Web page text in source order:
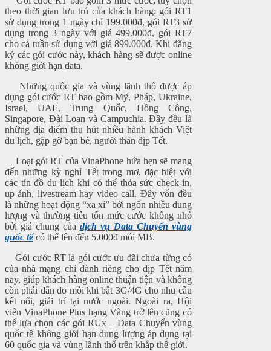
theo thời gian lưu trú của khách hàng: gói RT1
sử dụng trong 1 ngày chỉ 199.000đ, gói RT3 sử
dụng trong 3 ngày với giá 499.000đ, gói RT7
cho cả tuần sử dụng với giá 899.000đ. Khi đăng
ký các gói cước này, khách hàng sẽ được online
không giới hạn data.
Những quốc gia và vùng lãnh thổ được áp
dụng gói cước RT bao gồm Mỹ, Pháp, Ukraine,
Israel, UAE, Trung Quốc, Hồng Công,
Singapore, Đài Loan và Campuchia. Đây đều là
những địa điểm thu hút nhiều hành khách Việt
du lịch, gặp gỡ bạn bè, người thân dịp Tết.
Loạt gói RT của VinaPhone hứa hẹn sẽ mang
đến những kỳ nghỉ Tết trong mơ, đặc biệt với
các tín đồ du lịch khi có thể thỏa sức check-in,
up ảnh, livestream hay video call. Đây vốn đều
là những hoạt động “xa xỉ” bởi ngốn nhiều dung
lượng và thường tiêu tốn mức cước không nhỏ
bởi giá chung của dịch vụ Data Chuyển vùng
quốc tếcó thể lên đến 5.000đ mỗi MB.
Gói cước RT là gói cước ưu đãi chưa từng có
của nhà mạng chỉ dành riêng cho dịp Tết năm
nay, giúp khách hàng online thuận tiện và không
còn phải đắn đo mỗi khi bật 3G/4G cho nhu cầu
kết nối, giải trí tại nước ngoài. Ngoài ra, Hội
viên VinaPhone Plus hạng Vàng trở lên cũng có
thể lựa chọn các gói RUx – Data Chuyển vùng
quốc tế không giới hạn dung lượng áp dụng tại
60 quốc gia và vùng lãnh thổ trên khắp thế giới.